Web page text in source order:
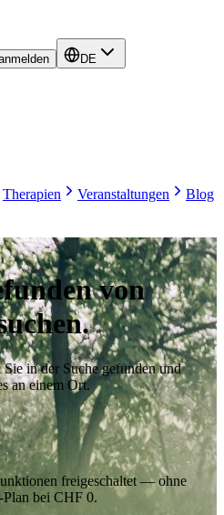
DE
Therapien Veranstaltungen Blog
von
in der Suche gefunden und
an einem Ort.
freigeschaltet — ohne
bei CHF 0.